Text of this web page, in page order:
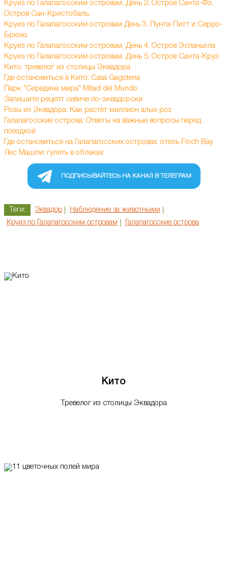
Круиз по Галапагосским островам. День 2. Остров Санта-Фэ.
Остров Сан-Кристобаль.
Круиз по Галапагосским островам День 3. Пунта-Питт и Серро-
Брюхо
Круиз по Галапагосским островам. День 4. Остров Эспаньола
Круиз по Галапагосским островам. День 5. Остров Санта-Круз
Кито: тревелог из столицы Эквадора
Где остановиться в Кито: Casa Gagotena
Парк "Середина мира" Mitad del Mundo
Запишите рецепт севиче по-эквадорски
Розы из Эквадора: Как растет миллион алых роз
Галапагосские острова: Ответы на важные вопросы перед
поездкой
Где остановиться на Галапагосских островах: отель Finch Bay
Лес Машпи: гулять в облаках
ПОДПИСЫВАЙТЕСЬ НА КАНАЛ В ТЕЛЕГРАМ
Теги: Эквадор
Наблюдение за животными
Круиз по Галапагосским островам
Галапагосские острова
Кито
Тревелог из столицы Эквадора